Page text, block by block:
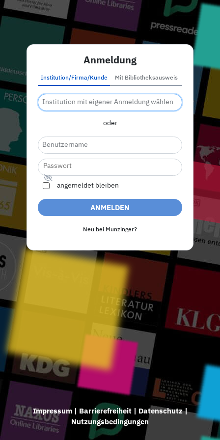
Anmeldung
Institution/Firma/Kunde Mit Bibliotheksausweis
oder
angemeldet bleiben
ANMELDEN
Neu bei Munzinger?
Impressum| Barrierefreiheit| Datenschutz|
Nutzungsbedingungen